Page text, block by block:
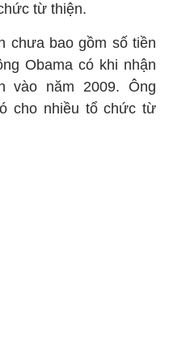
từ thiện.
chưa bao gồm số tiền
Obama có khi nhận
vào năm 2009. Ông
cho nhiều tổ chức từ